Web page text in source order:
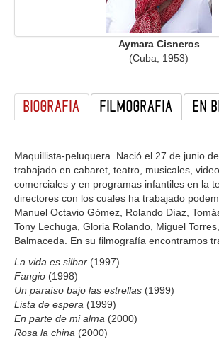
Aymara Cisneros
(Cuba, 1953)
BIOGRAFIA FILMOGRAFIA EN
Maquillista-peluquera. Nació el 27 de junio
trabajado en cabaret, teatro, musicales,
comerciales y en programas infantiles en la
directores con los cuales ha trabajado
Manuel Octavio Gómez, Rolando Díaz,
Tony Lechuga, Gloria Rolando, Miguel
Balmaceda. En su filmografía encontramos
La vida es silbar (1997)
Fangio (1998)
Un paraíso bajo las estrellas (1999)
Lista de espera (1999)
En parte de mi alma (2000)
Rosa la china (2000)